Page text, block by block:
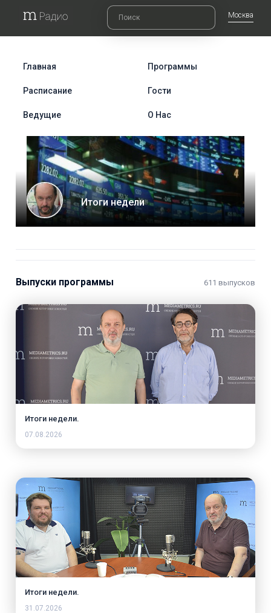
Москва
Главная Программы
Расписание Гости
Ведущие О Нас
Итоги недели
Выпуски программы 611 выпусков
Итоги недели.
07.08.2026
Итоги недели.
31.07.2026